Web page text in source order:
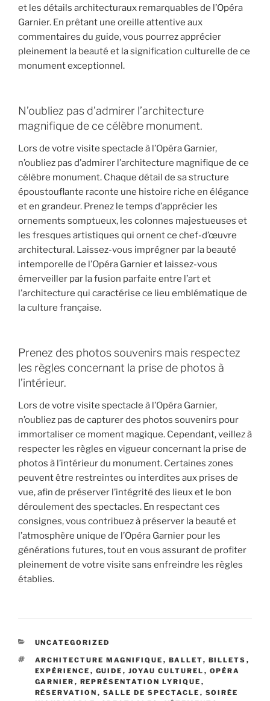
et les détails architecturaux remarquables de l’Opéra
Garnier. En prêtant une oreille attentive aux
commentaires du guide, vous pourrez apprécier
pleinement la beauté et la signification culturelle de ce
monument exceptionnel.
N’oubliez pas d’admirer l’architecture
magnifique de ce célèbre monument.
Lors de votre visite spectacle à l’Opéra Garnier,
n’oubliez pas d’admirer l’architecture magnifique de ce
célèbre monument. Chaque détail de sa structure
époustouflante raconte une histoire riche en élégance
et en grandeur. Prenez le temps d’apprécier les
ornements somptueux, les colonnes majestueuses et
les fresques artistiques qui ornent ce chef-d’œuvre
architectural. Laissez-vous imprégner par la beauté
intemporelle de l’Opéra Garnier et laissez-vous
émerveiller par la fusion parfaite entre l’art et
l’architecture qui caractérise ce lieu emblématique de
la culture française.
Prenez des photos souvenirs mais respectez
les règles concernant la prise de photos à
l’intérieur.
Lors de votre visite spectacle à l’Opéra Garnier,
n’oubliez pas de capturer des photos souvenirs pour
immortaliser ce moment magique. Cependant, veillez à
respecter les règles en vigueur concernant la prise de
photos à l’intérieur du monument. Certaines zones
peuvent être restreintes ou interdites aux prises de
vue, afin de préserver l’intégrité des lieux et le bon
déroulement des spectacles. En respectant ces
consignes, vous contribuez à préserver la beauté et
l’atmosphère unique de l’Opéra Garnier pour les
générations futures, tout en vous assurant de profiter
pleinement de votre visite sans enfreindre les règles
établies.
CATÉGORIES
UNCATEGORIZED
ÉTIQUETTES
ARCHITECTURE MAGNIFIQUE , BALLET, BILLETS ,
EXPÉRIENCE , GUIDE , JOYAU CULTUREL , OPÉRA
GARNIER , REPRÉSENTATION LYRIQUE ,
RÉSERVATION , SALLE DE SPECTACLE , SOIRÉE